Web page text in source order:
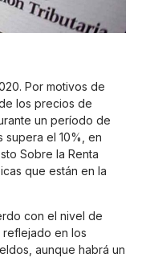
Por motivos de
los precios de
un período de
supera el 10%, en
Sobre la Renta
que están en la
con el nivel de
en los
aunque habrá un